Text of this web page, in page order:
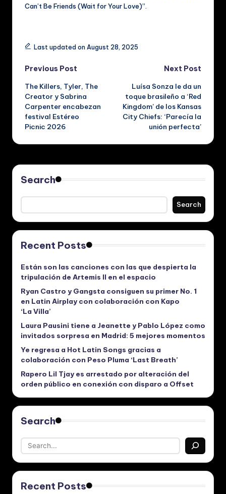
Can’t Be Friends (Wait for Your Love)”.
Tags:Last updated on August 28, 2025
Post
navigation
Previous Post
The Killers, Tyler, The
Creator y Sabrina
Carpenter encabezan
festival Estéreo
Picnic 2026
Next Post
Luísa Sonza le da un
toque brasileño a ‘Red
Kingdom’ de los Kansas
City Chiefs: ‘Parecía la
unión perfecta’
Search
Search
Recent Posts
Están son las canciones con las que despierta la
tripulación de Artemis II en el espacio
Ryan Castro y Gangsta consiguen su primer No. 1
en Latin Airplay con colaboración con Kapo
‘La Villa’
Laura Pausini tiene a Jeanette y Pablo López como
invitados sorpresa en Madrid: 5 mejores momentos
Ye regresa a Hot Latin Songs gracias a
colaboración con Peso Pluma ‘Last Breath’
Rapero Lil Tjay es arrestado por alteración del
orden público en conexión con disparo a Offset
Search
Recent Posts